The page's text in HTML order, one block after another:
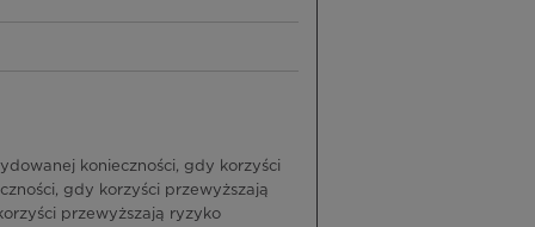
konieczności, gdy korzyści
gdy korzyści przewyższają
przewyższają ryzyko